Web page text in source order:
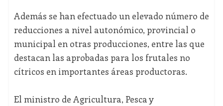
Además se han efectuado un elevado número de
reducciones a nivel autonómico, provincial o
municipal en otras producciones, entre las que
destacan las aprobadas para los frutales no
cítricos en importantes áreas productoras.
El ministro de Agricultura, Pesca y